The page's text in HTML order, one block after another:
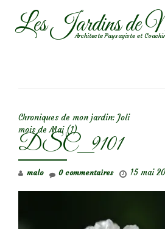
AllerLes Jardins de
Architecte Paysagiste et
Chroniques de mon jardin: Joli
mois de Mai (1)
DSC_9101
malo 15 mai
0 commentaires